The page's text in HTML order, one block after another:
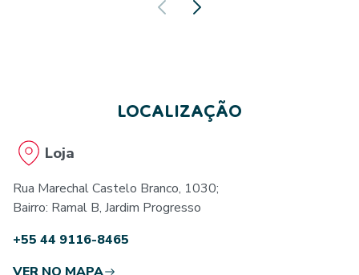
LOCALIZAÇÃO
Loja
Rua Marechal Castelo Branco, 1030;
Bairro: Ramal B, Jardim Progresso
+55 44 9116-8465